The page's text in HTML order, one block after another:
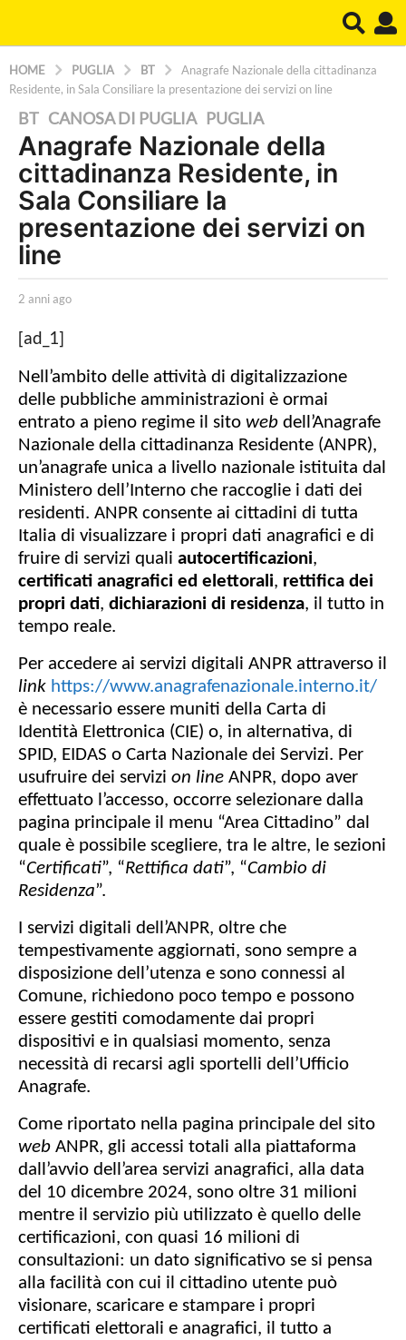
HOME PUGLIA BT
Anagrafe Nazionale della cittadinanza
Residente, in Sala Consiliare la presentazione dei servizi on line
2
a
n
n
i
a
g
o
a
n
n
i
a
g
o
BT ,CANOSA DI PUGLIA PUGLIA
Anagrafe Nazionale della
cittadinanza Residente, in
Sala Consiliare la
presentazione dei servizi on
line
b
L
a
P
o
l
i
t
i
c
a
L
o
c
a
l
2 anni ago
a
g
o
[ad_1]
Nell’ambito delle attività di digitalizzazione
delle pubbliche amministrazioni è ormai
entrato a pieno regime il sito web dell’Anagrafe
Nazionale della cittadinanza Residente (ANPR),
un’anagrafe unica a livello nazionale istituita dal
Ministero dell’Interno che raccoglie i dati dei
residenti. ANPR consente ai cittadini di tutta
Italia di visualizzare i propri dati anagrafici e di
fruire di servizi quali autocertificazioni,
certificati anagrafici ed elettorali, rettifica dei
propri dati, dichiarazioni di residenza, il tutto in
tempo reale.
Per accedere ai servizi digitali ANPR attraverso il
link https://www.anagrafenazionale.interno.it/
è necessario essere muniti della Carta di
Identità Elettronica (CIE) o, in alternativa, di
SPID, EIDAS o Carta Nazionale dei Servizi. Per
usufruire dei servizi on line ANPR, dopo aver
effettuato l’accesso, occorre selezionare dalla
pagina principale il menu “Area Cittadino” dal
quale è possibile scegliere, tra le altre, le sezioni
“Certificati”, “Rettifica dati”, “Cambio di
Residenza”.
I servizi digitali dell’ANPR, oltre che
tempestivamente aggiornati, sono sempre a
disposizione dell’utenza e sono connessi al
Comune, richiedono poco tempo e possono
essere gestiti comodamente dai propri
dispositivi e in qualsiasi momento, senza
necessità di recarsi agli sportelli dell’Ufficio
Anagrafe.
Come riportato nella pagina principale del sito
web ANPR, gli accessi totali alla piattaforma
dall’avvio dell’area servizi anagrafici, alla data
del 10 dicembre 2024, sono oltre 31 milioni
mentre il servizio più utilizzato è quello delle
certificazioni, con quasi 16 milioni di
consultazioni: un dato significativo se si pensa
alla facilità con cui il cittadino utente può
visionare, scaricare e stampare i propri
certificati elettorali e anagrafici, il tutto a